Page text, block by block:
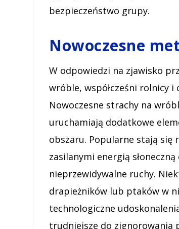
bezpieczeństwo grupy.
Nowoczesne
W odpowiedzi na zjawisko
wróble, współcześni rolnicy
Nowoczesne strachy na
uruchamiają dodatkowe
obszaru. Popularne stają się
zasilanymi energią
nieprzewidywalne ruchy.
drapieżników lub ptaków w
technologiczne
trudniejsze do zignorowania